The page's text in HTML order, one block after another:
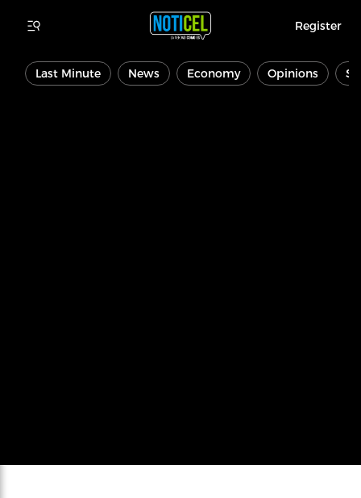
Register
Last Minute News Economy Opinions